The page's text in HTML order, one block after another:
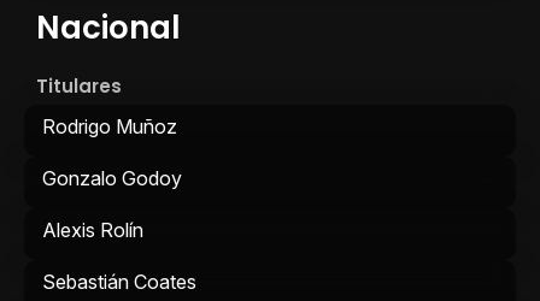
Nacional
Titulares
Rodrigo Muñoz
Gonzalo Godoy
Alexis Rolín
Sebastián Coates